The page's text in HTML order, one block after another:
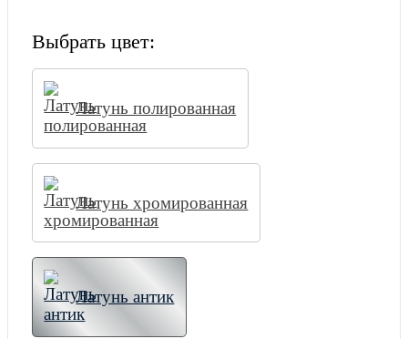
Выбрать цвет:
Латунь полированная
Латунь хромированная
Латунь антик